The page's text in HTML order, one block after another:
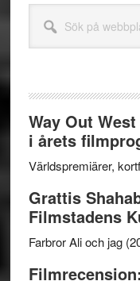
webbplatsen
Way Out
i årets
Världspremiärer,
Grattis
Filmstadens
Farbror Ali och jag